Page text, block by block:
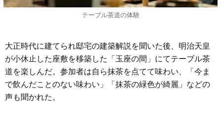
テーブル茶道の体験
大正時代に建てられ邸宅の建築解説を聞いた後、明治天皇
が小休止した座敷を移築した「玉座の間」にてテーブル茶
道を楽しんだ。参加者は自ら抹茶を点てて味わい、「今ま
で飲んだことのない味わい」「抹茶の緑色が綺麗」などの
声も聞かれた。